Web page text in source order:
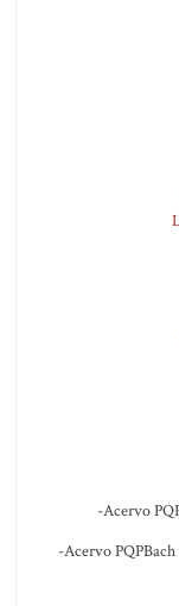
-Acervo
-Acervo